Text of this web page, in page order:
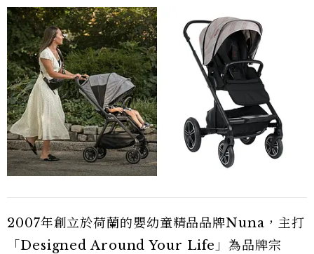
2007年創立於荷蘭的嬰幼童精品品牌Nuna，主打
「Designed Around Your Life」為品牌宗